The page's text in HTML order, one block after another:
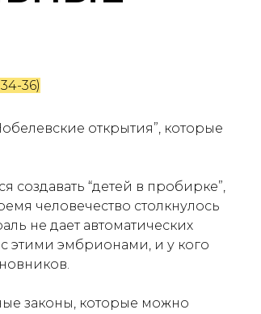
36)
открытия”, которые
создавать “детей в пробирке”,
человечество столкнулось
не дает автоматических
этими эмбрионами, и у кого
законы, которые можно